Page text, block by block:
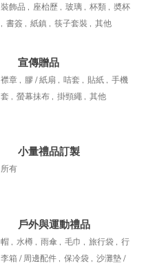
裝飾品 , 座枱歷 , 玻璃 , 杯類 , 奬杯
, 書簽 , 紙鎮 , 筷子套裝 , 其他
宣傳贈品
襟章 , 膠 / 紙扇 , 咭套 , 貼紙 , 手機
套 , 螢幕抺布 , 掛頸繩 , 其他
小量禮品訂製
所有
戶外與運動禮品
帽 , 水樽 , 雨傘 , 毛巾 , 旅行袋 , 行
李箱 / 周邊配件 , 保冷袋 , 沙灘墊 /